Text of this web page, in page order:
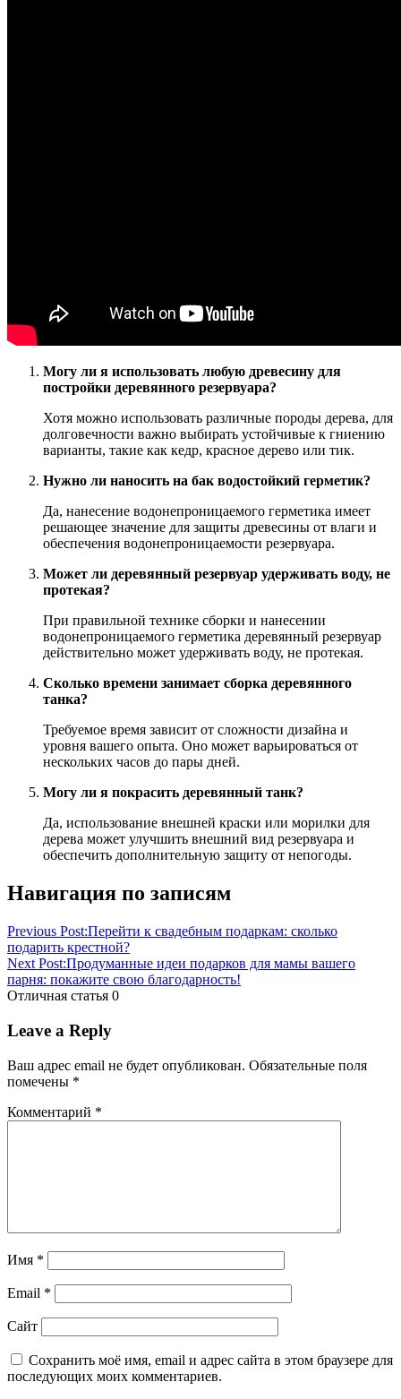
Могу ли я использовать любую древесину для
постройки деревянного резервуара?
Хотя можно использовать различные породы дерева, для
долговечности важно выбирать устойчивые к гниению
варианты, такие как кедр, красное дерево или тик.
Нужно ли наносить на бак водостойкий герметик?
Да, нанесение водонепроницаемого герметика имеет
решающее значение для защиты древесины от влаги и
обеспечения водонепроницаемости резервуара.
Может ли деревянный резервуар удерживать воду, не
протекая?
При правильной технике сборки и нанесении
водонепроницаемого герметика деревянный резервуар
действительно может удерживать воду, не протекая.
Сколько времени занимает сборка деревянного
танка?
Требуемое время зависит от сложности дизайна и
уровня вашего опыта. Оно может варьироваться от
нескольких часов до пары дней.
Могу ли я покрасить деревянный танк?
Да, использование внешней краски или морилки для
дерева может улучшить внешний вид резервуара и
обеспечить дополнительную защиту от непогоды.
Навигация по записям
Previous Post:Перейти к свадебным подаркам: сколько
подарить крестной?
Next Post:Продуманные идеи подарков для мамы вашего
парня: покажите свою благодарность!
Отличная статья 0
Leave a Reply
Ваш адрес email не будет опубликован. Обязательные поля
помечены *
Комментарий *
Имя *
Email *
Сайт
Сохранить моё имя, email и адрес сайта в этом браузере для
последующих моих комментариев.